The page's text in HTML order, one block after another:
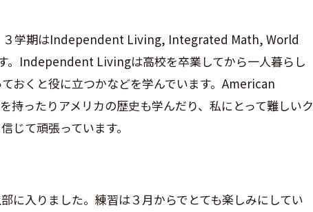
３学期はIndependent Living, Integrated Math, World
Independent Livingは高校を卒業してから一人暮らし
おくと役に立つかなどを学んでいます。American
ったりアメリカの歴史も学んだり、私にとって難しいク
じて頑張っています。
に入りました。練習は３月からでとても楽しみにしてい